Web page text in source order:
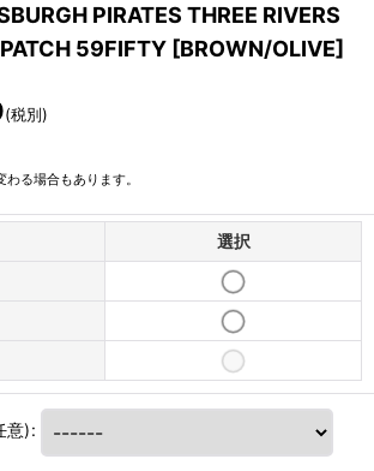
PIRATES THREE RIVERS
59FIFTY [BROWN/OLIVE]
(税別)
る場合もあります。
選択
意):